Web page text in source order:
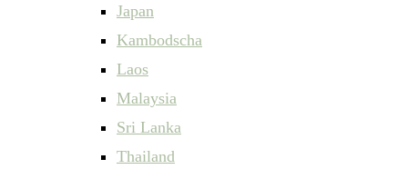
Japan
Kambodscha
Laos
Malaysia
Sri Lanka
Thailand